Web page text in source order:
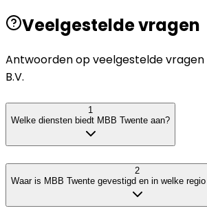
Veelgestelde vragen
Antwoorden op veelgestelde
B.V.
1
Welke diensten biedt MBB Twente aan?
2
Waar is MBB Twente gevestigd en in welke